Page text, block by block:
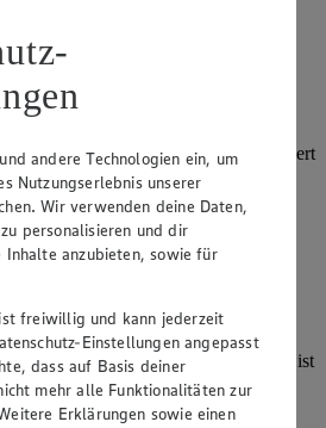
Würzburg
gem. § 27a UStG:
Kohrmann (Geschäftsführer), Gert
Christian Remy (Geschäftsführer),
urheberrechtlich geschützt. Der
jedoch das Recht, den auf dieser
ganz oder ausschnittsweise zu
Aus Gründen des Urheberrechts ist
Vervielfältigung von Bildmaterial
nicht gestattet.
andere Technologien ein, um
Nutzungserlebnis unserer
Wir verwenden deine Daten,
personalisieren und dir
Inhalte anzubieten, sowie für
freiwillig und kann jederzeit
Einstellungen angepasst
dass auf Basis deiner
mehr alle Funktionalitäten zur
Erklärungen sowie einen